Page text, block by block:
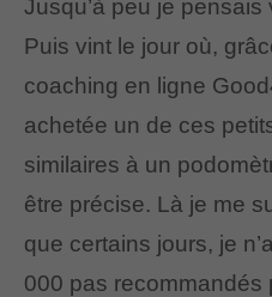
Jusqu’à peu je
Puis vint le jour où,
coaching en ligne
achetée un de ces
similaires à un
être précise. Là je me
que certains jours, je
000 pas recommandés